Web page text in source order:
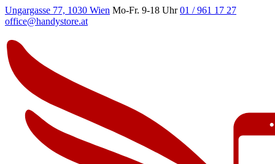
Ungargasse 77, 1030 Wien Mo-Fr. 9-18 Uhr 01 / 961 17 27
office@handystore.at